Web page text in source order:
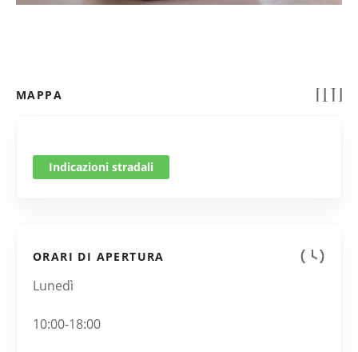
MAPPA
Indicazioni stradali
ORARI DI APERTURA
Lunedì
10:00-18:00